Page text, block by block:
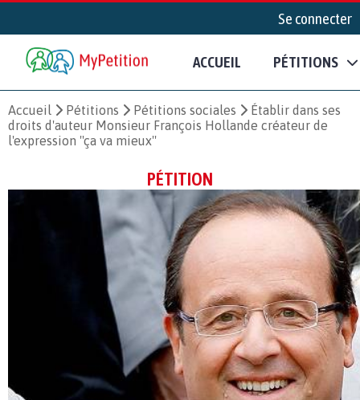
Se connecter
ACCUEIL PÉTITIONS
Accueil Pétitions Pétitions sociales
Établir dans ses
droits d'auteur Monsieur François Hollande créateur de
l'expression ''ça va mieux''
PÉTITION